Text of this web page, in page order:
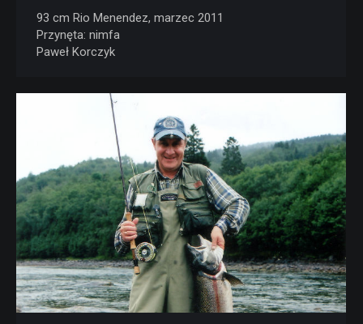
93 cm Rio Menendez, marzec 2011
Przynęta: nimfa
Paweł Korczyk